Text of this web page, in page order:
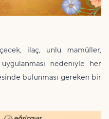
ilaç, unlu mamüller,
nedeniyle her
bulunması gereken bir